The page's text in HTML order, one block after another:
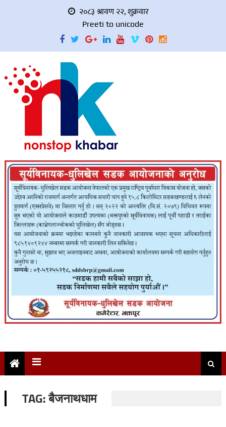
२०८३ श्रावण २२, शुक्रवार
Preeti to unicode
TAG:बैजनाथधाम